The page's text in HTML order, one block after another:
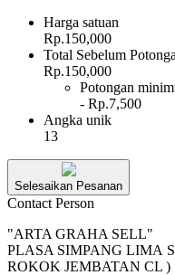
Harga satuan
Rp.150,000
Total Sebelum
Rp.150,000
Potongan
- Rp.7,500
Angka unik
13
Selesaikan Pesanan
Contact Person
"ARTA GRAHA SELL"
PLASA SIMPANG LIMA
ROKOK JEMBATAN CL )